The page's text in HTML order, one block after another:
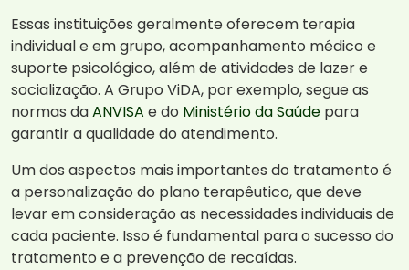
Essas instituições geralmente oferecem terapia
individual e em grupo, acompanhamento médico e
suporte psicológico, além de atividades de lazer e
socialização. A Grupo ViDA, por exemplo, segue as
normas daANVISA e do Ministério da Saúde para
garantir a qualidade do atendimento.
Um dos aspectos mais importantes do tratamento é
a personalização do plano terapêutico, que deve
levar em consideração as necessidades individuais de
cada paciente. Isso é fundamental para o sucesso do
tratamento e a prevenção de recaídas.